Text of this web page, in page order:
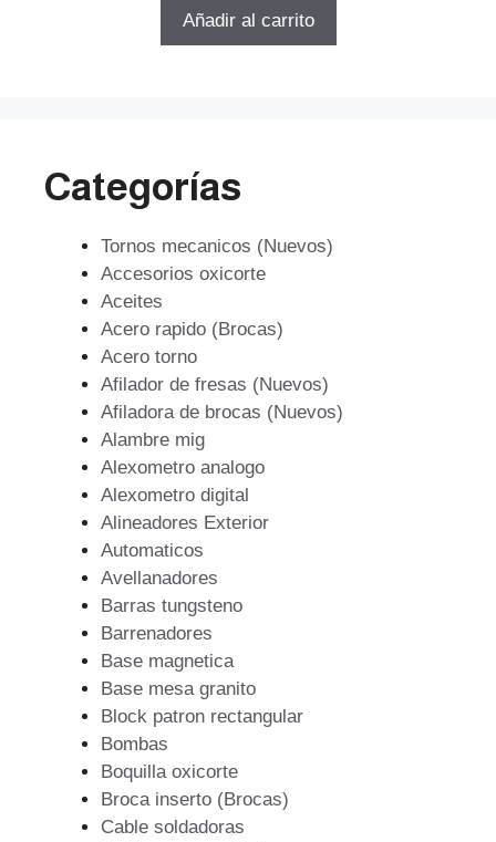
original actual
Añadir al carrito
Categorías
Tornos mecanicos (Nuevos)
Accesorios oxicorte
Aceites
Acero rapido (Brocas)
Acero torno
Afilador de fresas (Nuevos)
Afiladora de brocas (Nuevos)
Alambre mig
Alexometro analogo
Alexometro digital
Alineadores Exterior
Automaticos
Avellanadores
Barras tungsteno
Barrenadores
Base magnetica
Base mesa granito
Block patron rectangular
Bombas
Boquilla oxicorte
Broca inserto (Brocas)
Cable soldadoras